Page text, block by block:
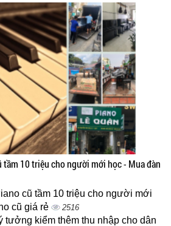
tầm 10 triệu cho người mới học - Mua đàn
cũ tầm 10 triệu cho người mới
cũ giá rẻ
2516
tưởng kiểm thêm thu nhập cho dân